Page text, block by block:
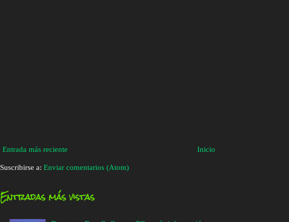
Entrada más reciente Inicio
Suscribirse a: Enviar comentarios (Atom)
Entradas más vistas